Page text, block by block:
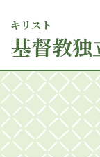
基督
キリスト
教独